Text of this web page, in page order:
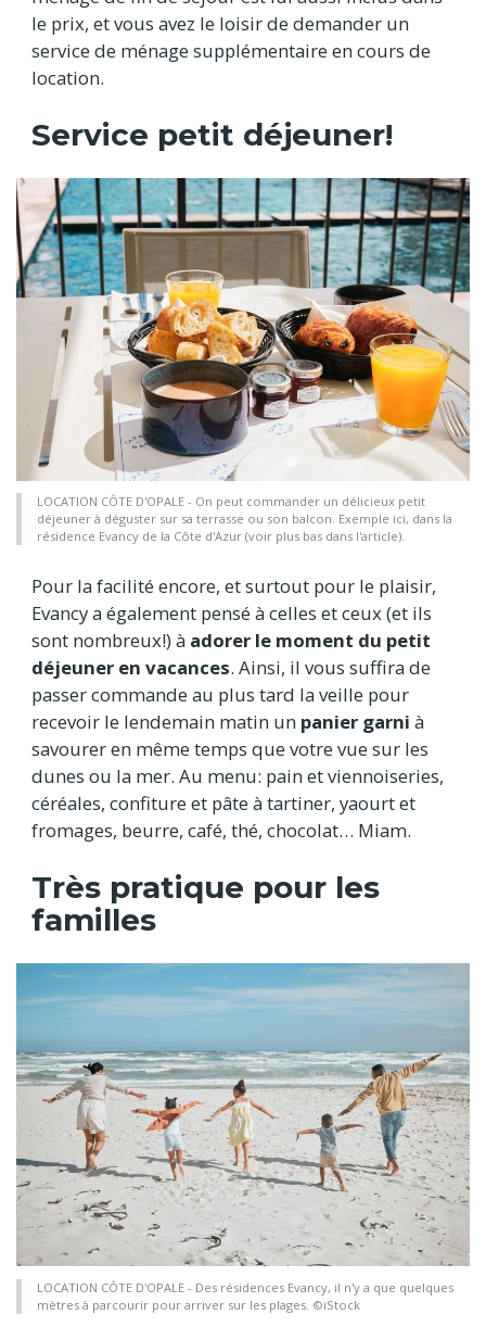
le prix, et vous avez le loisir de demander un
service de ménage supplémentaire en cours de
location.
Service petit déjeuner!
LOCATION CÔTE D'OPALE - On peut commander un délicieux petit
déjeuner à déguster sur sa terrasse ou son balcon. Exemple ici, dans la
résidence Evancy de la Côte d'Azur (voir plus bas dans l'article).
Pour la facilité encore, et surtout pour le plaisir,
Evancy a également pensé à celles et ceux (et ils
sont nombreux!) à adorer le moment du petit
déjeuner en vacances. Ainsi, il vous suffira de
passer commande au plus tard la veille pour
recevoir le lendemain matin un panier garni à
savourer en même temps que votre vue sur les
dunes ou la mer. Au menu: pain et viennoiseries,
céréales, confiture et pâte à tartiner, yaourt et
fromages, beurre, café, thé, chocolat… Miam.
Très pratique pour les
familles
LOCATION CÔTE D'OPALE - Des résidences Evancy, il n'y a que quelques
mètres à parcourir pour arriver sur les plages. ©iStock